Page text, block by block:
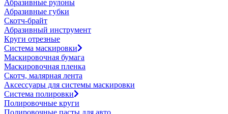
Абразивные рулоны
Абразивные губки
Скотч-брайт
Абразивный инструмент
Круги отрезные
Система маскировки
Маскировочная бумага
Маскировочная пленка
Скотч, малярная лента
Аксессуары для системы маскировки
Система полировки
Полировочные круги
Полировочные пасты для авто